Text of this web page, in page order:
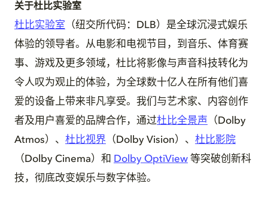
关于杜比实验室
杜比实验室 （纽交所代码：DLB）是全球沉浸式娱乐
体验的领导者。从电影和电视节目，到音乐、体育赛
事、游戏及更多领域，杜比将影像与声音科技转化为
令人叹为观止的体验，为全球数十亿人在所有他们喜
爱的设备上带来非凡享受。我们与艺术家、内容创作
者及用户喜爱的品牌合作，通过杜比全景声
（Dolby
Atmos）、 杜比视界 （Dolby Vision）、 杜比影院
（Dolby Cinema）和 Dolby OptiView 等突破创新科
技，彻底改变娱乐与数字体验。